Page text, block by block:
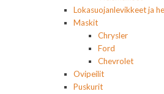
Lokasuojanlevikkeet ja
Maskit
Chrysler
Ford
Chevrolet
Ovipeilit
Puskurit